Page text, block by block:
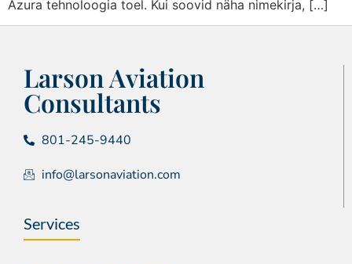
Azura tehnoloogia toel. Kui soovid näha nimekirja, […]
Larson Aviation
Consultants
801-245-9440
info@larsonaviation.com
Services